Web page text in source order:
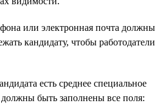
или электронная почта должны
кандидату, чтобы работодатели
есть среднее специальное
быть заполнены все поля: